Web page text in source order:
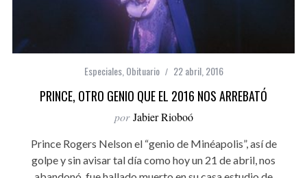
Especiales,Obituario 22 abril, 2016
PRINCE, OTRO GENIO QUE EL 2016 NOS ARREBATÓ
por Jabier Rioboó
Prince Rogers Nelson el “genio de Minéapolis”, así de
golpe y sin avisar tal día como hoy un 21 de abril, nos